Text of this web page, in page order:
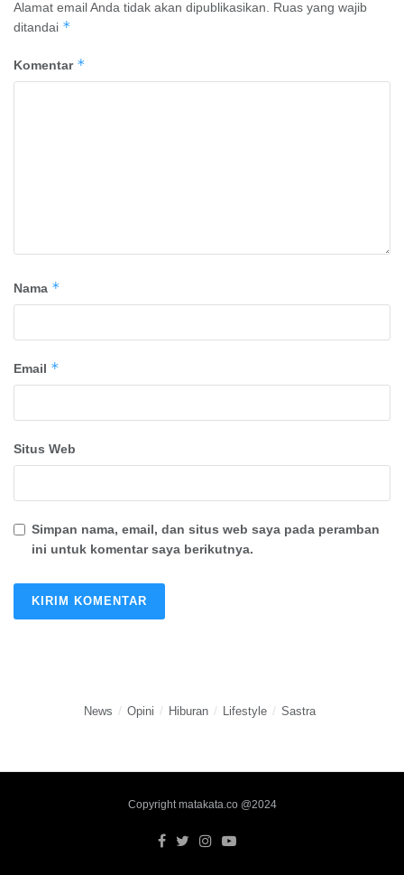
Alamat email Anda tidak akan dipublikasikan.
Ruas yang wajib
ditandai *
Komentar *
Nama *
Email *
Situs Web
Simpan nama, email, dan situs web saya pada peramban
ini untuk komentar saya berikutnya.
News Opini Hiburan Lifestyle Sastra
Copyright matakata.co @2024